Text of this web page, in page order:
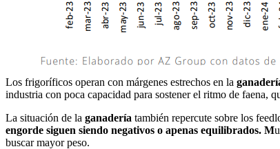
Los frigoríficos operan con márgenes estrechos en la
industria con poca capacidad para sostener el ritmo de faena,
La situación de la ganadería también repercute sobre los
engorde siguen siendo negativos o apenas equilibrados. M
buscar mayor peso.